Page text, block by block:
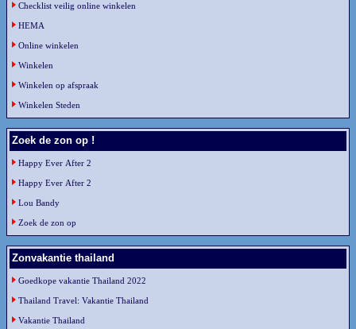
Checklist veilig online winkelen
HEMA
Online winkelen
Winkelen
Winkelen op afspraak
Winkelen Steden
Zoek de zon op !
Happy Ever After 2
Happy Ever After 2
Lou Bandy
Zoek de zon op
Zonvakantie thailand
Goedkope vakantie Thailand 2022
Thailand Travel: Vakantie Thailand
Vakantie Thailand